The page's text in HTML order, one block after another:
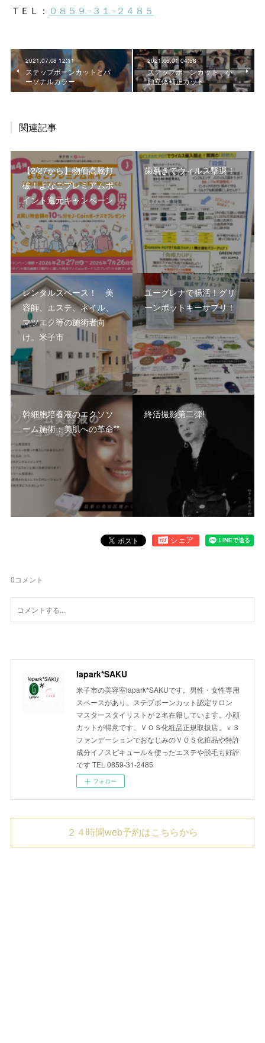
2021.07.08 12:11
ステップボーンカットとパ
ーソナルカラー
2021.06.01 04:58
ステップボーンカット 小
顔立体補正カット
関連記事
【2/27から】物価高騰打
破！よなごプレミアムポ
イント還元キャンペーン
歯磨きでウィルス撃退！
レンタルスペース！ 美
容師、エステ、ネイル、
マツエク等の施術者向
け。米子市
ユーグレナで腸活！グリ
ーンポットキーサプリ！
幹細胞培養液のエクソソ
ーム施術：美肌への革命**
終活撮影第二弾!
0コメント
lapark*SAKU
米子市の美容室lapark*SAKUです。男性・女性専用
スペースがあり。ステプボーンカット認定サロン
マスタースタイリストが２名在籍しています。小顔
カットが得意です。ＶＯＳ化粧品正規取扱店。ｖ３
ファンデーションでおなじみのＶＯＳ化粧品や特許
成分イノスピキュールを使ったエステや脱毛も好評
です TEL 0859-31-2485
フォロー
２４時間web予約はこちらから